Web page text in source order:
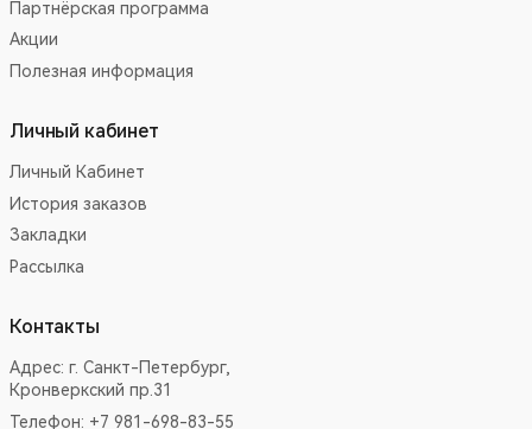
Партнёрская программа
Акции
Полезная информация
Личный кабинет
Личный Кабинет
История заказов
Закладки
Рассылка
Контакты
Адрес: г. Санкт-Петербург,
Кронверкский пр.31
Телефон: +7 981-698-83-55